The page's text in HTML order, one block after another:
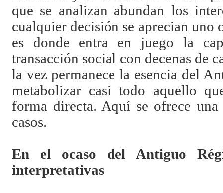
que se analizan abundan los
cualquier decisión se aprecian uno
es donde entra en juego la
transacción social con decenas de
la vez permanece la esencia del
metabolizar casi todo aquello
forma directa. Aquí se ofrece
casos.
En el ocaso del Antiguo
interpretativas